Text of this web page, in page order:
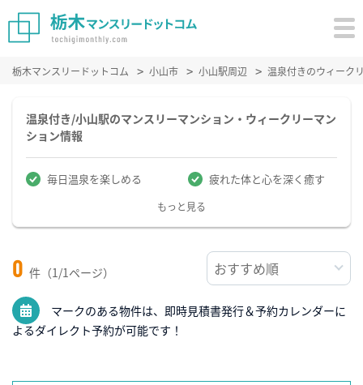
栃木マンスリードットコム 小山市 小山駅周辺 温泉付きのウィーク
温泉付き/小山駅のマンスリーマンション・ウィークリーマン
ション情報
毎日温泉を楽しめる 疲れた体と心を深く癒す
もっと見る
0 件（1/1ページ）
マークのある物件は、即時見積書発行＆予約カレンダーに
よるダイレクト予約が可能です！